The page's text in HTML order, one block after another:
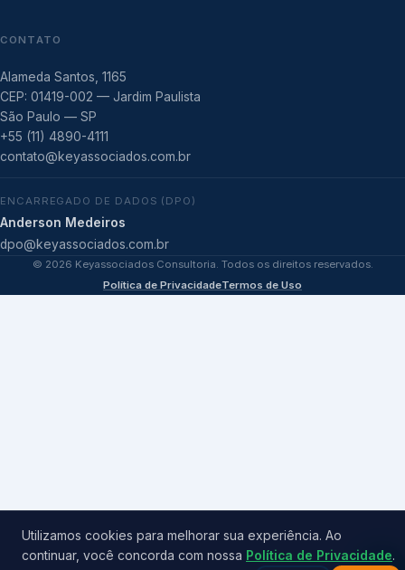
CONTATO
Alameda Santos, 1165
CEP: 01419-002 — Jardim Paulista
São Paulo — SP
+55 (11) 4890-4111
contato@keyassociados.com.br
ENCARREGADO DE DADOS (DPO)
Anderson Medeiros
dpo@keyassociados.com.br
© 2026 Keyassociados Consultoria. Todos os direitos reservados.
Política de PrivacidadeTermos de Uso
Utilizamos cookies para melhorar sua experiência. Ao
continuar, você concorda com nossa Política de Privacidade.